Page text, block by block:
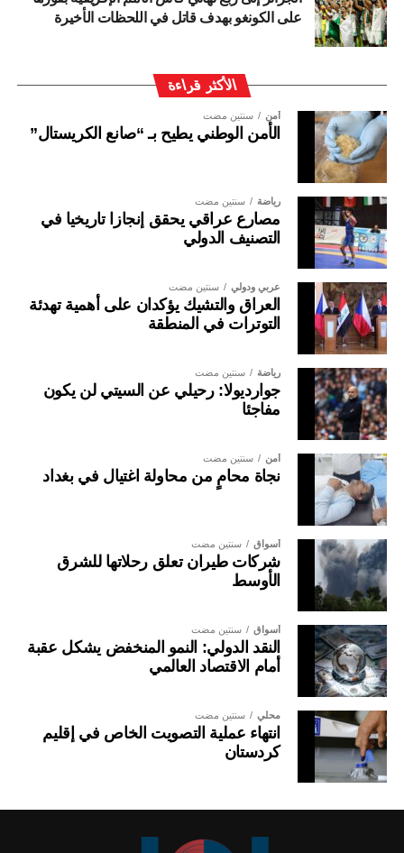
على الكونغو بهدف قاتل في اللحظات الأخيرة
الأكثر قراءة
أمن سنتين مضت
الأمن الوطني يطيح بـ “صانع الكريستال”
رياضة سنتين مضت
مصارع عراقي يحقق إنجازا تاريخيا في
التصنيف الدولي
عربي ودولي سنتين مضت
العراق والتشيك يؤكدان على أهمية تهدئة
التوترات في المنطقة
رياضة سنتين مضت
جوارديولا: رحيلي عن السيتي لن يكون
مفاجئا
أمن سنتين مضت
نجاة محامٍ من محاولة اغتيال في بغداد
أسواق سنتين مضت
شركات طيران تعلق رحلاتها للشرق
الأوسط
أسواق سنتين مضت
النقد الدولي: النمو المنخفض يشكل عقبة
أمام الاقتصاد العالمي
محلي سنتين مضت
انتهاء عملية التصويت الخاص في إقليم
كردستان